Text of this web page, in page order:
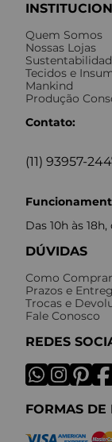
Quem Somos
Nossas Lojas
Tecidos e
Mankind
Produção
Contato:
(11) 93957-
Das 10h às
DÚVIDAS
Como Comprar
Prazos e
Trocas e
Fale Conosco
REDES
FORMAS DE